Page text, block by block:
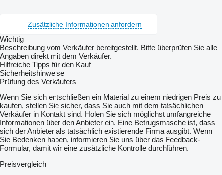
Zusätzliche Informationen anfordern
Wichtig
Beschreibung vom Verkäufer bereitgestellt. Bitte überprüfen Sie alle
Angaben direkt mit dem Verkäufer.
Hilfreiche Tipps für den Kauf
Sicherheitshinweise
Prüfung des Verkäufers
Wenn Sie sich entschließen ein Material zu einem niedrigen Preis zu
kaufen, stellen Sie sicher, dass Sie auch mit dem tatsächlichen
Verkäufer in Kontakt sind. Holen Sie sich möglichst umfangreiche
Informationen über den Anbieter ein. Eine Betrugsmasche ist, dass
sich der Anbieter als tatsächlich existierende Firma ausgibt. Wenn
Sie Bedenken haben, informieren Sie uns über das Feedback-
Formular, damit wir eine zusätzliche Kontrolle durchführen.
Preisvergleich